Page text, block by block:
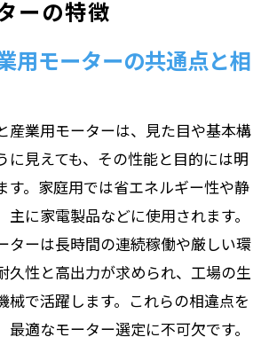
ーの特徴
用モーターの共通点と相
産業用モーターは、見た目や基本構
に見えても、その性能と目的には明
す。家庭用では省エネルギー性や静
主に家電製品などに使用されます。
ターは長時間の連続稼働や厳しい環
久性と高出力が求められ、工場の生
械で活躍します。これらの相違点を
適なモーター選定に不可欠です。